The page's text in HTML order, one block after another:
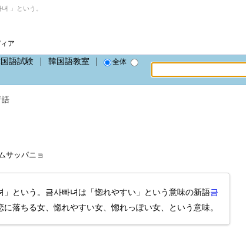
」という。
ア
語試験 韓国語教室
全体
語
サッパニョ
という。금사빠녀は「惚れやすい」という意味の新語금
落ちる女、惚れやすい女、惚れっぽい女、という意味。